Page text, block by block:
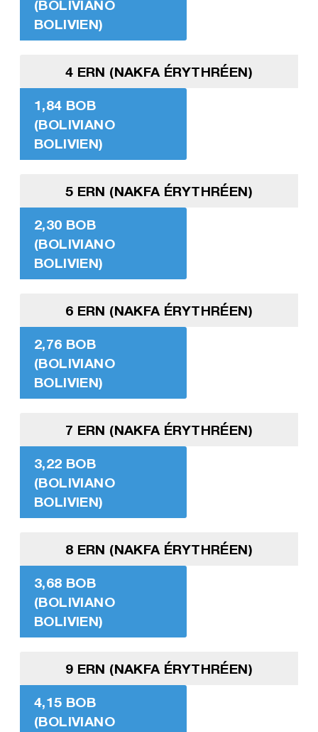
(BOLIVIANO
BOLIVIEN)
4 ERN (NAKFA ÉRYTHRÉEN)
1,84 BOB
(BOLIVIANO
BOLIVIEN)
5 ERN (NAKFA ÉRYTHRÉEN)
2,30 BOB
(BOLIVIANO
BOLIVIEN)
6 ERN (NAKFA ÉRYTHRÉEN)
2,76 BOB
(BOLIVIANO
BOLIVIEN)
7 ERN (NAKFA ÉRYTHRÉEN)
3,22 BOB
(BOLIVIANO
BOLIVIEN)
8 ERN (NAKFA ÉRYTHRÉEN)
3,68 BOB
(BOLIVIANO
BOLIVIEN)
9 ERN (NAKFA ÉRYTHRÉEN)
4,15 BOB
(BOLIVIANO